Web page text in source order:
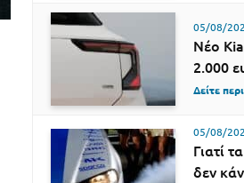
05/08/
Νέο
2.000
Δείτε
05/08/
Γιατί
δεν